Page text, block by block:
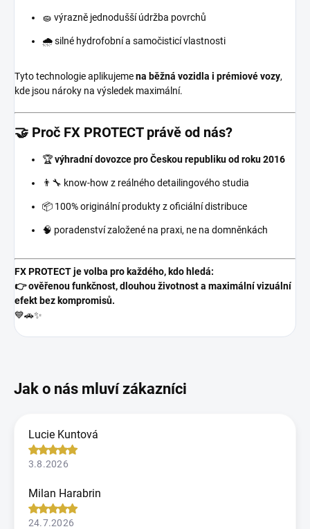
🧽 výrazně jednodušší údržba povrchů
🌧️ silné hydrofobní a samočisticí vlastnosti
Tyto technologie aplikujemena běžná vozidla i prémiové vozy,
kde jsou nároky na výsledek maximální.
🤝 Proč FX PROTECT právě od nás?
🏆výhradní dovozce pro Českou republiku od roku 2016
👨‍🔧 know-how z reálného detailingového studia
📦 100% originální produkty z oficiální distribuce
🧠 poradenství založené na praxi, ne na domněnkách
FX PROTECT je volba pro každého, kdo hledá:
👉 ověřenou funkčnost, dlouhou životnost a maximální vizuální
efekt bez kompromisů.
💙🚗✨
Lucie Kuntová
3.8.2026
Milan Harabrin
24.7.2026